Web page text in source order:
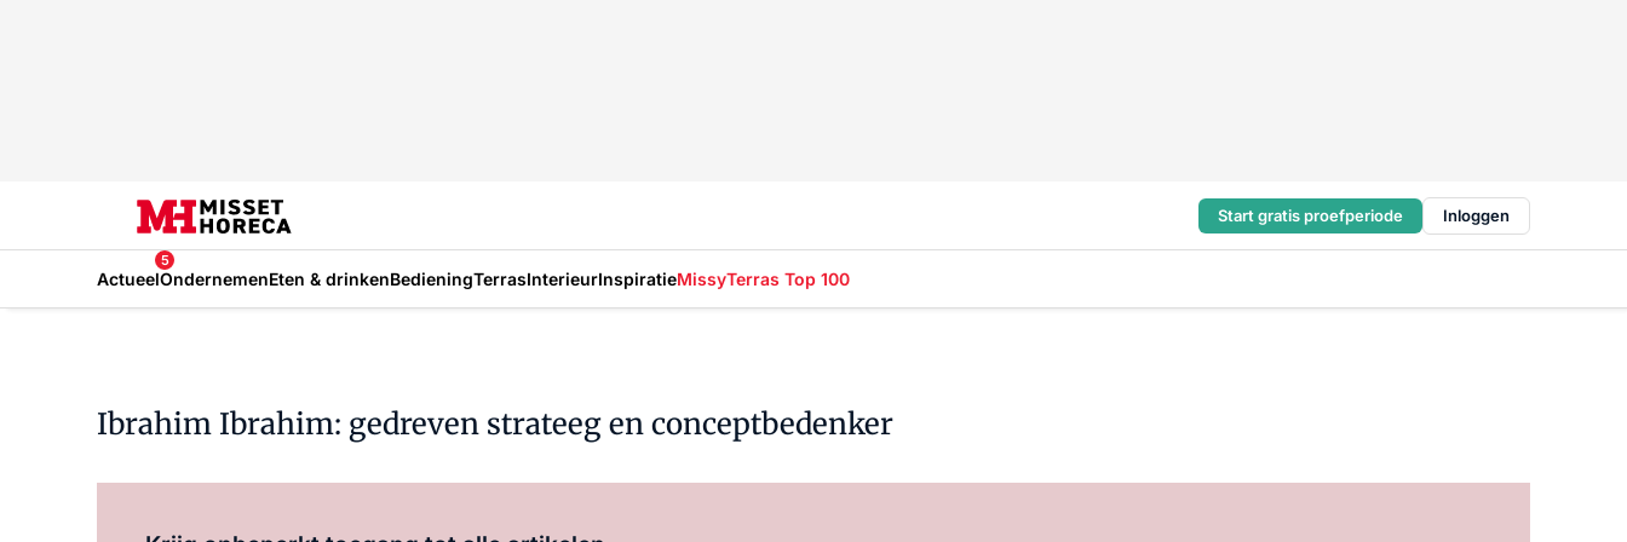
Start gratis proefperiode Inloggen
Actueel
5
OndernemenEten & drinkenBedieningTerrasInterieurInspiratieMissyTerras Top 100
Ibrahim Ibrahim: gedreven strateeg en conceptbedenker